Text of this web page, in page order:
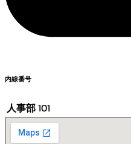
内線番号
人事部101